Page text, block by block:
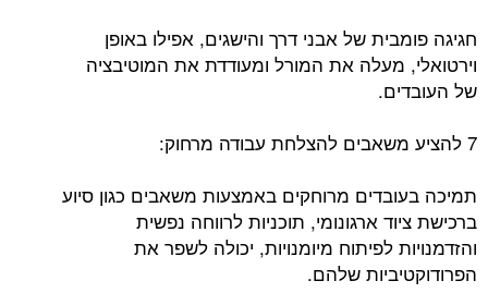
חגיגה פומבית של אבני דרך והישגים, אפילו באופן
וירטואלי, מעלה את המורל ומעודדת את המוטיבציה
של העובדים.
7 להציע משאבים להצלחת עבודה מרחוק:
תמיכה בעובדים מרוחקים באמצעות משאבים כגון סיוע
ברכישת ציוד ארגונומי, תוכניות לרווחה נפשית
והזדמנויות לפיתוח מיומנויות, יכולה לשפר את
הפרודוקטיביות שלהם.